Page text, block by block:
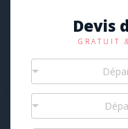
Devis
GRATUIT